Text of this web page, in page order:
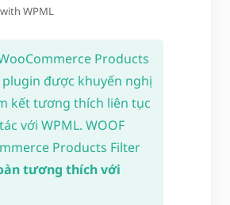
WPML
Products
plugin được khuyến nghị
kết tương thích liên tục
với WPML. WOOF
Products Filter
tương thích với